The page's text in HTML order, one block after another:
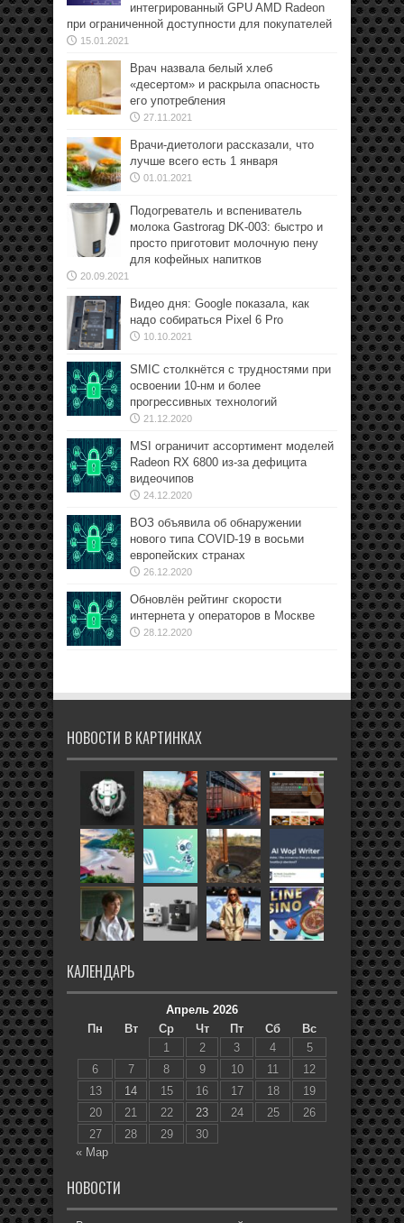
интегрированный GPU AMD Radeon
при ограниченной доступности для покупателей
15.01.2021
Врач назвала белый хлеб
«десертом» и раскрыла опасность
его употребления
27.11.2021
Врачи-диетологи рассказали, что
лучше всего есть 1 января
01.01.2021
Подогреватель и вспениватель
молока Gastrorag DK-003: быстро и
просто приготовит молочную пену
для кофейных напитков
20.09.2021
Видео дня: Google показала, как
надо собираться Pixel 6 Pro
10.10.2021
SMIC столкнётся с трудностями при
освоении 10-нм и более
прогрессивных технологий
21.12.2020
MSI ограничит ассортимент моделей
Radeon RX 6800 из-за дефицита
видеочипов
24.12.2020
ВОЗ объявила об обнаружении
нового типа COVID-19 в восьми
европейских странах
26.12.2020
Обновлён рейтинг скорости
интернета у операторов в Москве
28.12.2020
НОВОСТИ В КАРТИНКАХ
КАЛЕНДАРЬ
Апрель 2026
Пн
Вт Ср Чт Пт Сб
Вс
1
2 3 4
5
6
7 8 9 10 11
12
13
14 15 16 17 18
19
20
21 22 23 24 25
26
27
28 29
30
« Мар
НОВОСТИ